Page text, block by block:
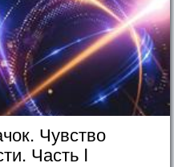
Чувство
Часть I